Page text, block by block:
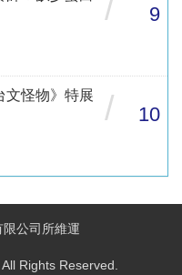
/ 9
怪物》特展
/ 10
公司所維運
Rights Reserved.